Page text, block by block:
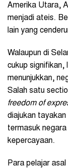
Amerika Utara,
menjadi ateis.
lain yang
Walaupun di
cukup signifikan,
menunjukkan,
Salah satu
freedom of
diajukan
termasuk
kepercayaan.
Para pelajar